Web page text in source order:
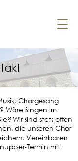
Chorgesang
Wäre Singen im
Wir sind stets offen
die unseren Chor
Vereinbaren
Termin mit